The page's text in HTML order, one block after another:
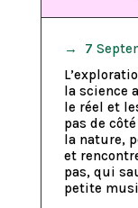
→ 7
la science
le réel et
pas de
la nature,
et
pas, qui
petite